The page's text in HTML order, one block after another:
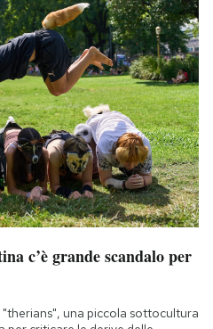
c’è grande scandalo per
una piccola sottocultura